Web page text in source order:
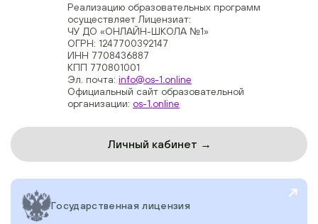
Реализацию образовательных программ
осуществляет Лицензиат:
ЧУ ДО «ОНЛАЙН-ШКОЛА №1»
ОГРН: 1247700392147
ИНН 7708436887
КПП 770801001
Эл. почта: info@os-1.online
Официальный сайт образовательной
организации: os-1.online
Личный кабинет →
Государственная лицензия